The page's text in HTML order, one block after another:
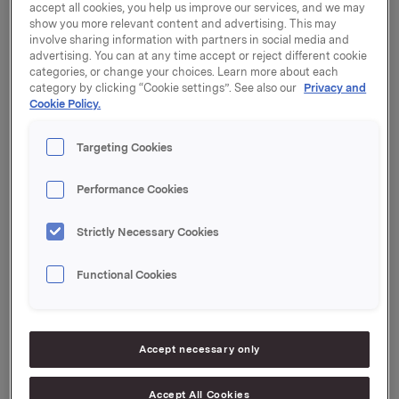
storhusholdningsmarkedet. Blant de mest kjente
produktene er Bakers Naturlig Sunt, Bakern's Ferske,
Birkebeinerbrød og Ingers SuperRug.
Bakers har nå 770 ansatte og hadde i 2010 en
omsetning på ca. 1,2 mrd. kroner. Partene er enige om
samtlige bakerier i Bakers, med unntak av
som vil videreføres av Stabburet.
- I et krevende marked har Bakers vært igjennom en
betydelig endringsprosess de siste årene, og er i dag
imidlertid vesentlig fra Orkla Brands'
Strukturelle endringer, stor kapasitet og sterk
konkurranse har preget og vil fortsatt prege
accept all cookies, you help us improve our services, and we may
show you more relevant content and advertising. This may
involve sharing information with partners in social media and
advertising. You can at any time accept or reject different cookie
categories, or change your choices. Learn more about each
category by clicking “Cookie settings”. See also our Privacy and
Cookie Policy.
Targeting Cookies
Performance Cookies
Strictly Necessary Cookies
Functional Cookies
Accept necessary only
Accept All Cookies